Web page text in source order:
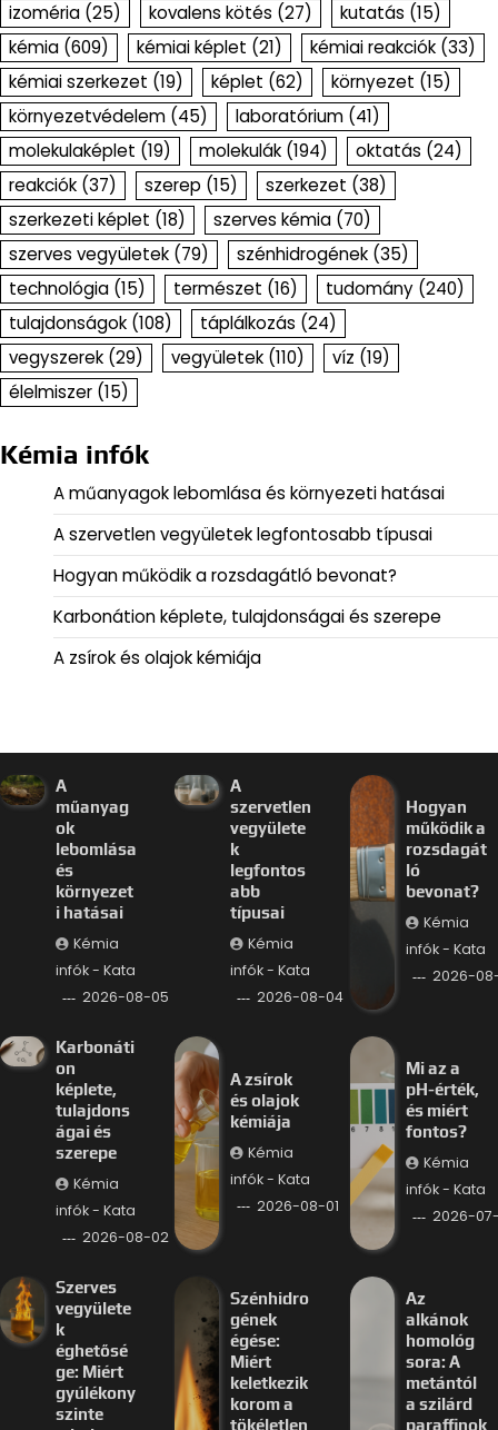
izoméria (25) kovalens kötés (27) kutatás (15)
kémia (609) kémiai képlet (21) kémiai reakciók (33)
kémiai szerkezet (19) képlet (62) környezet (15)
környezetvédelem (45) laboratórium (41)
molekulaképlet (19) molekulák (194) oktatás (24)
reakciók (37) szerep (15) szerkezet (38)
szerkezeti képlet (18) szerves kémia (70)
szerves vegyületek (79) szénhidrogének (35)
technológia (15) természet (16) tudomány (240)
tulajdonságok (108) táplálkozás (24)
vegyszerek (29) vegyületek (110) víz (19)
élelmiszer (15)
Kémia infók
A műanyagok lebomlása és környezeti hatásai
A szervetlen vegyületek legfontosabb típusai
Hogyan működik a rozsdagátló bevonat?
Karbonátion képlete, tulajdonságai és szerepe
A zsírok és olajok kémiája
A
műanyag
ok
lebomlása
és
környezet
i hatásai
Kémia
infók - Kata
2026-08-05
A
szervetlen
vegyülete
k
legfontos
abb
típusai
Kémia
infók - Kata
2026-08-04
Hogyan
működik a
rozsdagát
ló
bevonat?
Kémia
infók - Kata
2026-
Karbonáti
on
képlete,
tulajdons
ágai és
szerepe
Kémia
infók - Kata
2026-08-02
A zsírok
és olajok
kémiája
Kémia
infók - Kata
2026-08-01
Mi az a
pH-érték,
és miért
fontos?
Kémia
infók - Kata
2026-
Szerves
vegyülete
k
éghetősé
ge: Miért
gyúlékony
szinte
Szénhidro
gének
égése:
Miért
keletkezik
korom a
tökéletlen
Az
alkánok
homológ
sora: A
metántól
a szilárd
paraffinok